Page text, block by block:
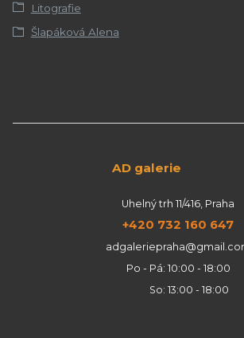
Litografie
Šlapáková Alena
AD galerie
Uhelný trh 11/416, Praha
+420 732 160 647
Po - Pá: 10:00 - 18:00
So: 13:00 - 18:00